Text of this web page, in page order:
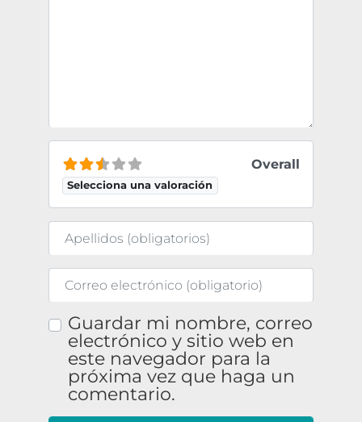
Selecciona una valoración
Overall
Nombre
Correo electrónico
Guardar mi nombre, correo
electrónico y sitio web en
este navegador para la
próxima vez que haga un
comentario.